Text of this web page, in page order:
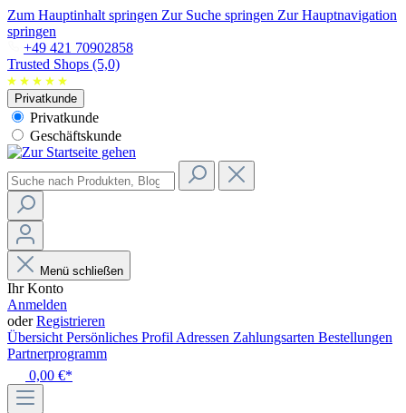
Zum Hauptinhalt springen Zur Suche springen Zur Hauptnavigation
springen
+49 421 70902858
Trusted Shops (5,0)
Privatkunde
Privatkunde
Geschäftskunde
Menü schließen
Ihr Konto
Anmelden
oderRegistrieren
Übersicht Persönliches Profil Adressen Zahlungsarten Bestellungen
Partnerprogramm
0,00 €*